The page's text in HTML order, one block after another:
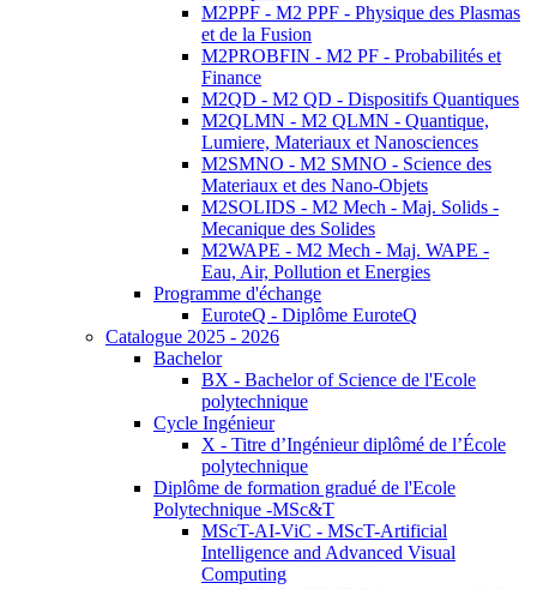
M2PPF - M2 PPF - Physique des Plasmas
et de la Fusion
M2PROBFIN - M2 PF - Probabilités et
Finance
M2QD - M2 QD - Dispositifs Quantiques
M2QLMN - M2 QLMN - Quantique,
Lumiere, Materiaux et Nanosciences
M2SMNO - M2 SMNO - Science des
Materiaux et des Nano-Objets
M2SOLIDS - M2 Mech - Maj. Solids -
Mecanique des Solides
M2WAPE - M2 Mech - Maj. WAPE -
Eau, Air, Pollution et Energies
Programme d'échange
EuroteQ - Diplôme EuroteQ
Catalogue 2025 - 2026
Bachelor
BX - Bachelor of Science de l'Ecole
polytechnique
Cycle Ingénieur
X - Titre d’Ingénieur diplômé de l’École
polytechnique
Diplôme de formation gradué de l'Ecole
Polytechnique -MSc&T
MScT-AI-ViC - MScT-Artificial
Intelligence and Advanced Visual
Computing